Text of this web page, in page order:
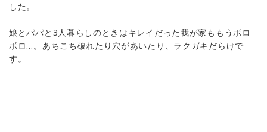
した。
娘とパパと3人暮らしのときはキレイだった我が家ももうボロ
ボロ…。あちこち破れたり穴があいたり、ラクガキだらけで
す。